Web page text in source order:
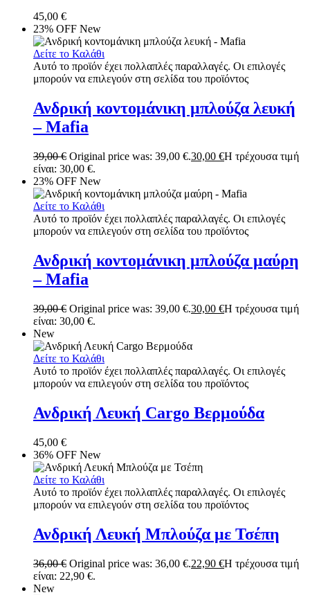
45,00 €
23% OFF New
Δείτε το Καλάθι
Αυτό το προϊόν έχει πολλαπλές παραλλαγές. Οι επιλογές
μπορούν να επιλεγούν στη σελίδα του προϊόντος
Ανδρική κοντομάνικη μπλούζα λευκή
– Mafia
39,00€ Original price was: 39,00 €.30,00 €Η τρέχουσα τιμή
είναι: 30,00 €.
23% OFF New
Δείτε το Καλάθι
Αυτό το προϊόν έχει πολλαπλές παραλλαγές. Οι επιλογές
μπορούν να επιλεγούν στη σελίδα του προϊόντος
Ανδρική κοντομάνικη μπλούζα μαύρη
– Mafia
39,00€ Original price was: 39,00 €.30,00 €Η τρέχουσα τιμή
είναι: 30,00 €.
New
Δείτε το Καλάθι
Αυτό το προϊόν έχει πολλαπλές παραλλαγές. Οι επιλογές
μπορούν να επιλεγούν στη σελίδα του προϊόντος
Ανδρική Λευκή Cargo Βερμούδα
45,00 €
36% OFF New
Δείτε το Καλάθι
Αυτό το προϊόν έχει πολλαπλές παραλλαγές. Οι επιλογές
μπορούν να επιλεγούν στη σελίδα του προϊόντος
Ανδρική Λευκή Μπλούζα με Τσέπη
36,00€ Original price was: 36,00 €.22,90 €Η τρέχουσα τιμή
είναι: 22,90 €.
New